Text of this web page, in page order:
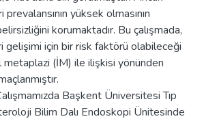
yüksek olmasının
korumaktadır. Bu çalışmada,
gelişimi için bir risk faktörü olabileceği
(İM) ile ilişkisi yönünden
Başkent Üniversitesi Tıp
Bilim Dalı Endoskopi Ünitesinde